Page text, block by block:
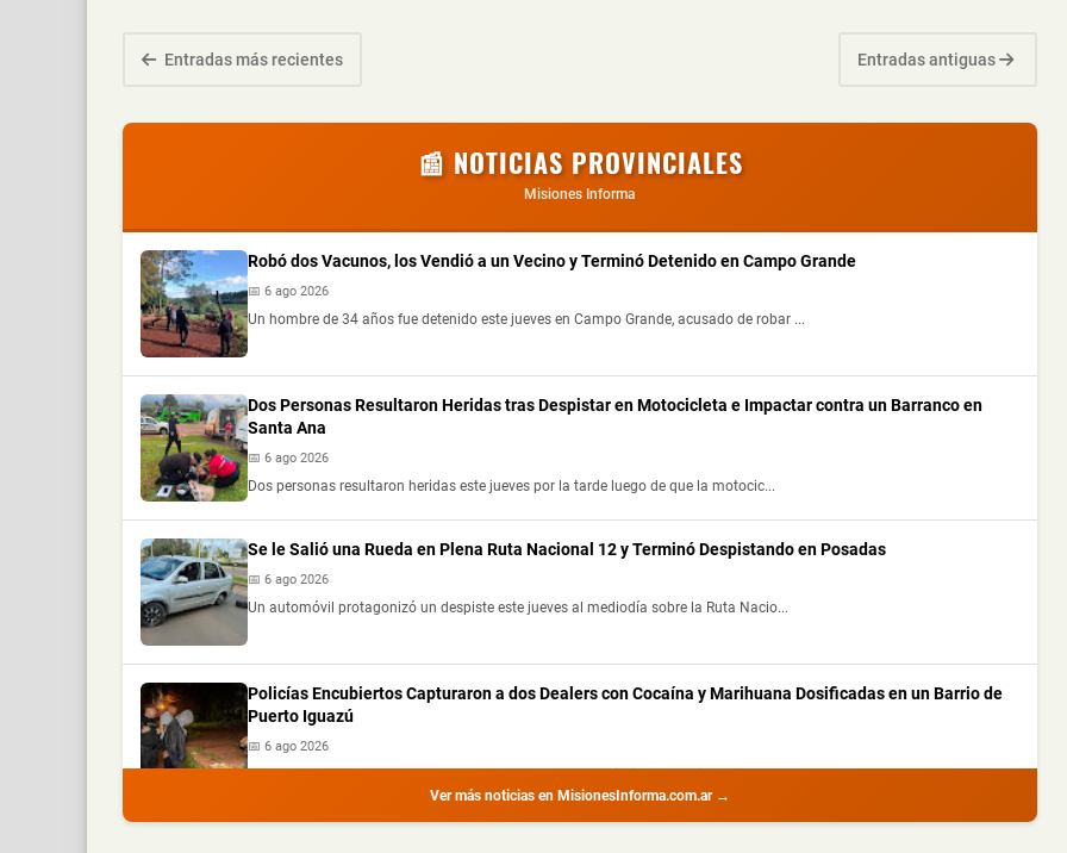
Entradas más recientes Entradas antiguas
📰 NOTICIAS PROVINCIALES
Misiones Informa
Robó dos Vacunos, los Vendió a un Vecino y Terminó Detenido en Campo Grande
📅 6 ago 2026
Un hombre de 34 años fue detenido este jueves en Campo Grande, acusado de robar ...
Dos Personas Resultaron Heridas tras Despistar en Motocicleta e Impactar contra un Barranco en
Santa Ana
📅 6 ago 2026
Dos personas resultaron heridas este jueves por la tarde luego de que la motocic...
Se le Salió una Rueda en Plena Ruta Nacional 12 y Terminó Despistando en Posadas
📅 6 ago 2026
Un automóvil protagonizó un despiste este jueves al mediodía sobre la Ruta Nacio...
Policías Encubiertos Capturaron a dos Dealers con Cocaína y Marihuana Dosificadas en un Barrio de
Puerto Iguazú
📅 6 ago 2026
Dos presuntos dealers fueron demorados durante procedimientos realizados por la ...
Ver más noticias en MisionesInforma.com.ar →